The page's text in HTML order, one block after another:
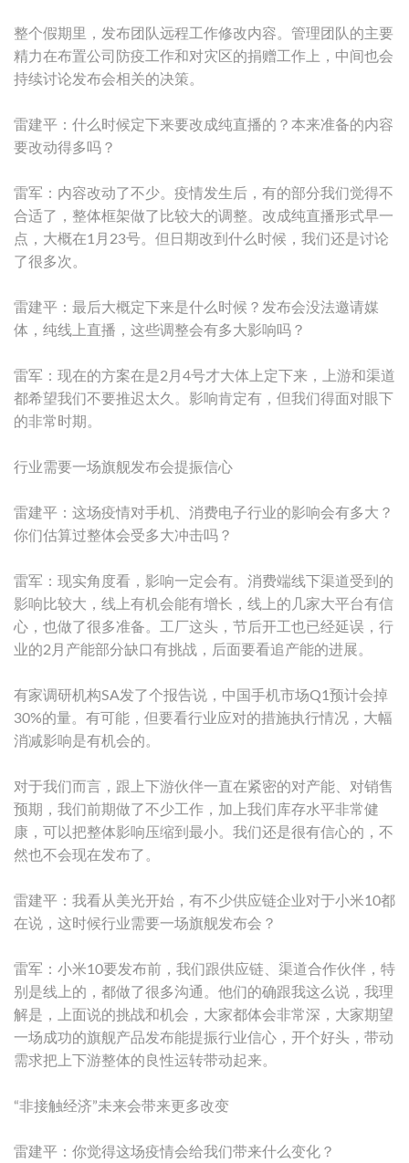
整个假期里，发布团队远程工作修改内容。管理团队的主要
精力在布置公司防疫工作和对灾区的捐赠工作上，中间也会
持续讨论发布会相关的决策。
雷建平：什么时候定下来要改成纯直播的？本来准备的内容
要改动得多吗？
雷军：内容改动了不少。疫情发生后，有的部分我们觉得不
合适了，整体框架做了比较大的调整。改成纯直播形式早一
点，大概在1月23号。但日期改到什么时候，我们还是讨论
了很多次。
雷建平：最后大概定下来是什么时候？发布会没法邀请媒
体，纯线上直播，这些调整会有多大影响吗？
雷军：现在的方案在是2月4号才大体上定下来，上游和渠道
都希望我们不要推迟太久。影响肯定有，但我们得面对眼下
的非常时期。
行业需要一场旗舰发布会提振信心
雷建平：这场疫情对手机、消费电子行业的影响会有多大？
你们估算过整体会受多大冲击吗？
雷军：现实角度看，影响一定会有。消费端线下渠道受到的
影响比较大，线上有机会能有增长，线上的几家大平台有信
心，也做了很多准备。工厂这头，节后开工也已经延误，行
业的2月产能部分缺口有挑战，后面要看追产能的进展。
有家调研机构SA发了个报告说，中国手机市场Q1预计会掉
30%的量。有可能，但要看行业应对的措施执行情况，大幅
消减影响是有机会的。
对于我们而言，跟上下游伙伴一直在紧密的对产能、对销售
预期，我们前期做了不少工作，加上我们库存水平非常健
康，可以把整体影响压缩到最小。我们还是很有信心的，不
然也不会现在发布了。
雷建平：我看从美光开始，有不少供应链企业对于小米10都
在说，这时候行业需要一场旗舰发布会？
雷军：小米10要发布前，我们跟供应链、渠道合作伙伴，特
别是线上的，都做了很多沟通。他们的确跟我这么说，我理
解是，上面说的挑战和机会，大家都体会非常深，大家期望
一场成功的旗舰产品发布能提振行业信心，开个好头，带动
需求把上下游整体的良性运转带动起来。
“非接触经济”未来会带来更多改变
雷建平：你觉得这场疫情会给我们带来什么变化？